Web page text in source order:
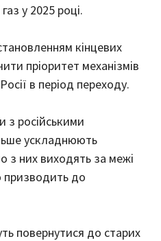
у 2025 році.
кінцевих
пріоритет механізмів
в період переходу.
з російськими
ускладнюють
з них виходять за межі
призводить до
повернутися до старих